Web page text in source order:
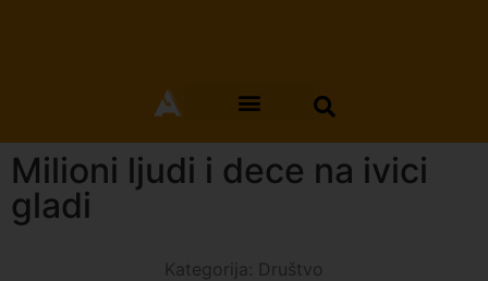
Milioni ljudi i dece na ivici
gladi
Kategorija: Društvo